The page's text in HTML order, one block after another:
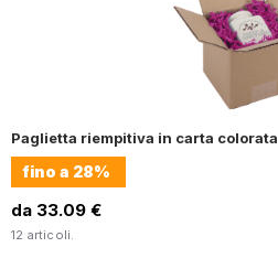
Paglietta riempitiva in carta colorata
fino a 28%
da 33.09 €
12 articoli.